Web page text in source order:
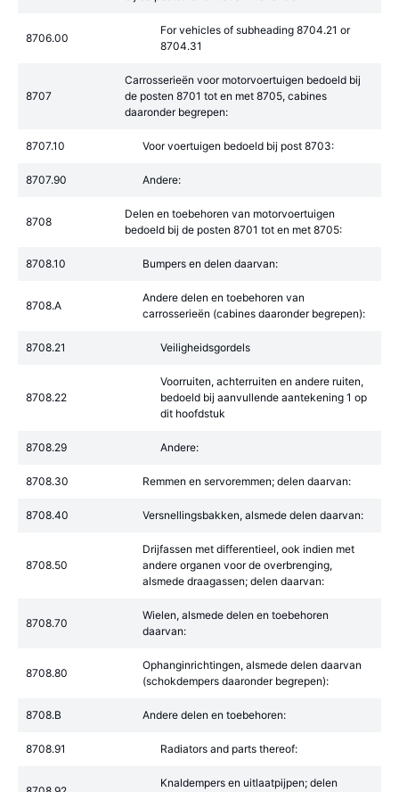
8706.00
For vehicles of subheading 8704.21 or
8704.31
8707
Carrosserieën voor motorvoertuigen bedoeld bij
de posten 8701 tot en met 8705, cabines
daaronder begrepen:
8707.10 Voor voertuigen bedoeld bij post 8703:
8707.90 Andere:
8708
Delen en toebehoren van motorvoertuigen
bedoeld bij de posten 8701 tot en met 8705:
8708.10 Bumpers en delen daarvan:
8708.A
Andere delen en toebehoren van
carrosserieën (cabines daaronder begrepen):
8708.21 Veiligheidsgordels
8708.22
Voorruiten, achterruiten en andere ruiten,
bedoeld bij aanvullende aantekening 1 op
dit hoofdstuk
8708.29 Andere:
8708.30 Remmen en servoremmen; delen daarvan:
8708.40 Versnellingsbakken, alsmede delen daarvan:
8708.50
Drijfassen met differentieel, ook indien met
andere organen voor de overbrenging,
alsmede draagassen; delen daarvan:
8708.70
Wielen, alsmede delen en toebehoren
daarvan:
8708.80
Ophanginrichtingen, alsmede delen daarvan
(schokdempers daaronder begrepen):
8708.B Andere delen en toebehoren:
8708.91 Radiators and parts thereof:
Knaldempers en uitlaatpijpen; delen